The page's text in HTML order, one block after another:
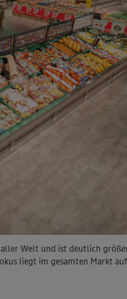
Welt und ist deutlich
liegt im gesamten Markt